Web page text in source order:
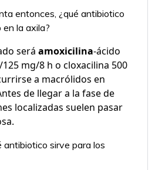
entonces, ¿qué antibiotico
la axila?
será amoxicilina-ácido
mg/8 h o cloxacilina 500
a macrólidos en
de llegar a la fase de
localizadas suelen pasar
antibiotico sirve para los